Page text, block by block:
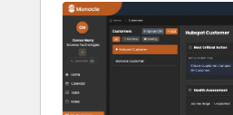
dokumentation av framgångar så att du
kan fokusera på
2. Fragmenterad data i frånkopplade
system